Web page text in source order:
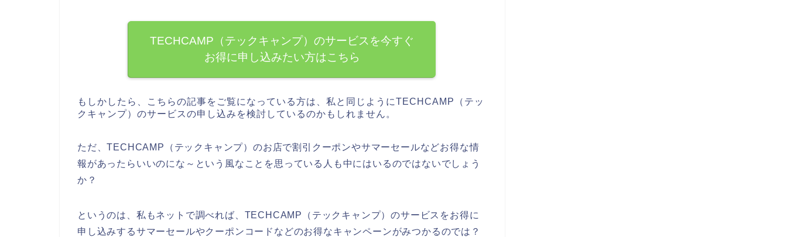
TECHCAMP（テックキャンプ）のサービスを今すぐ
お得に申し込みたい方はこちら
もしかしたら、こちらの記事をご覧になっている方は、私と同じようにTECHCAMP（テッ
クキャンプ）のサービスの申し込みを検討しているのかもしれません。
ただ、TECHCAMP（テックキャンプ）のお店で割引クーポンやサマーセールなどお得な情
報があったらいいのにな～という風なことを思っている人も中にはいるのではないでしょう
か？
というのは、私もネットで調べれば、TECHCAMP（テックキャンプ）のサービスをお得に
申し込みするサマーセールやクーポンコードなどのお得なキャンペーンがみつかるのでは？